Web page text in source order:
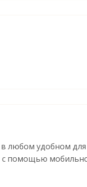
удобном для
с помощью